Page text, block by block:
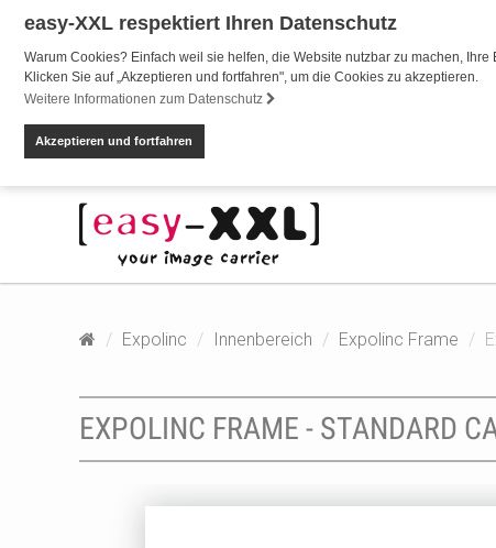
easy-XXL respektiert Ihren Datenschutz
Warum Cookies? Einfach weil sie helfen, die Website nutzbar zu machen,
Klicken Sie auf „Akzeptieren und fortfahren", um die Cookies zu akzeptieren.
Weitere Informationen zum Datenschutz
Akzeptieren und fortfahren
Expolinc Innenbereich Expolinc Frame
EXPOLINC FRAME - STANDARD